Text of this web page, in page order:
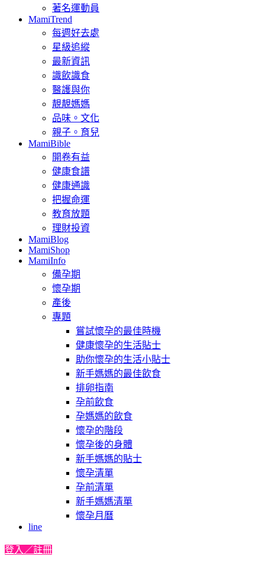
著名運動員
MamiTrend
每週好去處
星級追縱
最新資訊
識飲識食
醫護與你
靚靚媽媽
品味。文化
親子。育兒
MamiBible
開卷有益
健康食譜
健康通識
把握命運
教育放題
理財投資
MamiBlog
MamiShop
MamiInfo
備孕期
懷孕期
產後
專題
嘗試懷孕的最佳時機
健康懷孕的生活貼士
助你懷孕的生活小貼士
新手媽媽的最佳飲食
排卵指南
孕前飲食
孕媽媽的飲食
懷孕的階段
懷孕後的身體
新手媽媽的貼士
懷孕清單
孕前清單
新手媽媽清單
懷孕月曆
line
登入／註冊